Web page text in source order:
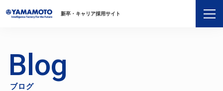
新卒・キャリア採用サイト
Blog
ブログ